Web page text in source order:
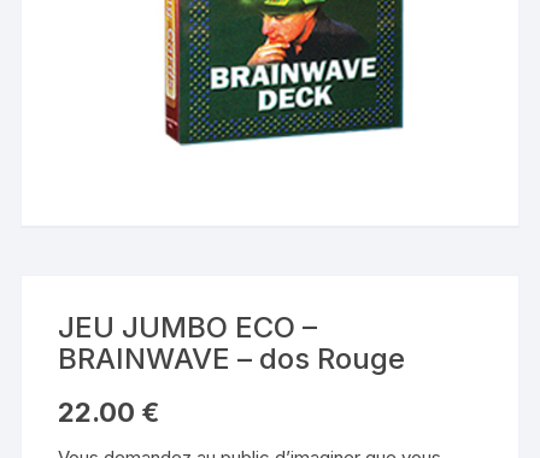
JEU JUMBO ECO –
BRAINWAVE – dos Rouge
22.00 €